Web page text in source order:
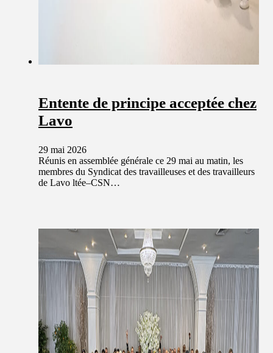
Entente de principe acceptée chez
Lavo
29 mai 2026
Réunis en assemblée générale ce 29 mai au matin, les
membres du Syndicat des travailleuses et des travailleurs
de Lavo ltée–CSN…